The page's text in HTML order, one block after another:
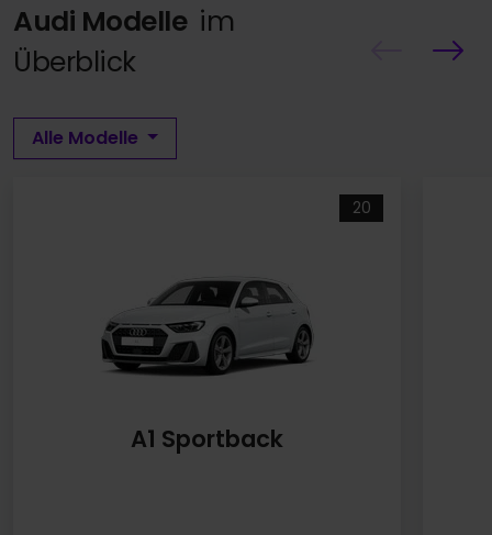
Audi Modelle im
Überblick
Alle Modelle
20
A1 Sportback